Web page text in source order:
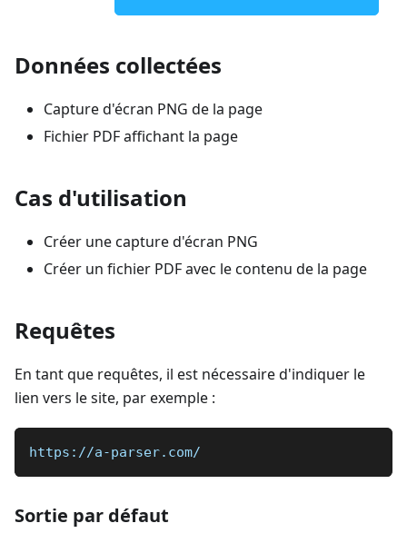
Données collectées
Capture d'écran PNG de la page
Fichier PDF affichant la page
Cas d'utilisation
Créer une capture d'écran PNG
Créer un fichier PDF avec le contenu de la page
Requêtes
En tant que requêtes, il est nécessaire d'indiquer le
lien vers le site, par exemple :
https://a-parser.com/
Sortie par défaut